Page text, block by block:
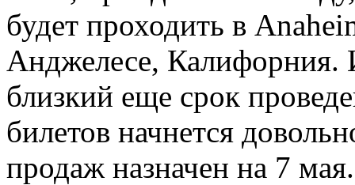
будет проходить в
Анджелесе, Калифорния.
близкий еще срок
билетов начнется
продаж назначен на 7